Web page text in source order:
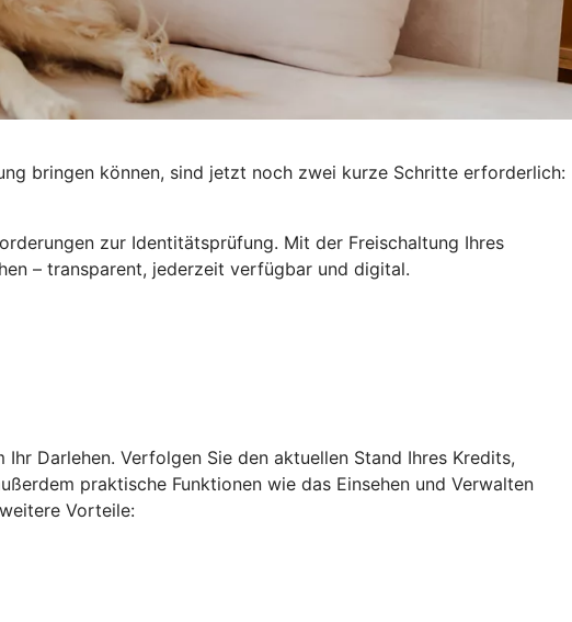
bringen können, sind jetzt noch zwei kurze Schritte erforderlich:
zur Identitätsprüfung. Mit der Freischaltung Ihres
– transparent, jederzeit verfügbar und digital.
Darlehen. Verfolgen Sie den aktuellen Stand Ihres Kredits,
praktische Funktionen wie das Einsehen und Verwalten
Vorteile: